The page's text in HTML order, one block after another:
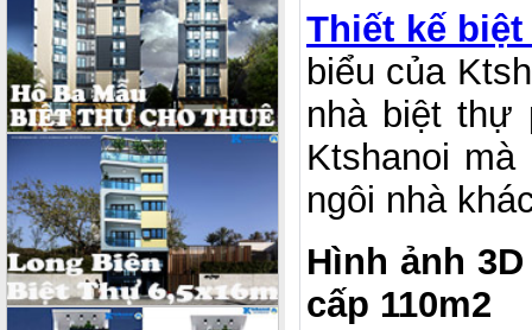
Thiết kế
biểu của
nhà biệt thự
Ktshanoi
ngôi nhà
Hình ảnh
cấp 110m2